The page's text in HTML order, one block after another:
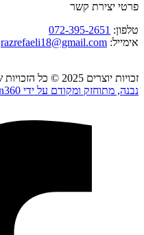
פרטי יצירת קשר
טלפון: 072-395-2651
אימייל: razrefaeli18@gmail.com
זכויות יוצרים 2025 © כל הזכויות שמורות RAZ FIRE
נבנה, מתוחזק ומקודם על ידי Clickin360